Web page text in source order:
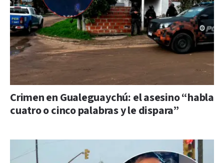
Crimen en Gualeguaychú: el asesino “habla
cuatro o cinco palabras y le dispara”